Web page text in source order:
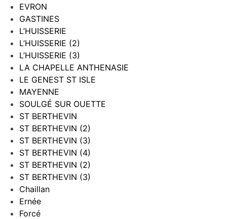
EVRON
GASTINES
L’HUISSERIE
L’HUISSERIE (2)
L’HUISSERIE (3)
LA CHAPELLE ANTHENASIE
LE GENEST ST ISLE
MAYENNE
SOULGÉ SUR OUETTE
ST BERTHEVIN
ST BERTHEVIN (2)
ST BERTHEVIN (3)
ST BERTHEVIN (4)
ST BERTHEVIN (2)
ST BERTHEVIN (3)
Chaillan
Ernée
Forcé